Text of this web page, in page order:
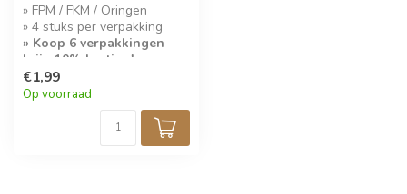
» FPM / FKM / Oringen
» 4 stuks per verpakking
» Koop 6 verpakkingen
krijg 10% korting!
€1,99
Op voorraad